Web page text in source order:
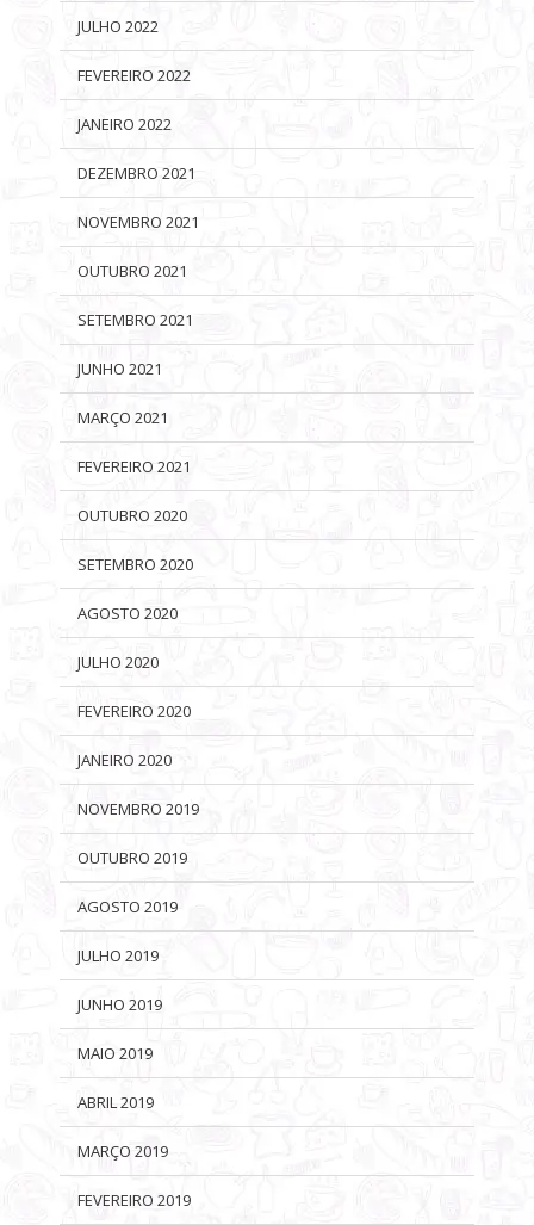
JULHO 2022
FEVEREIRO 2022
JANEIRO 2022
DEZEMBRO 2021
NOVEMBRO 2021
OUTUBRO 2021
SETEMBRO 2021
JUNHO 2021
MARÇO 2021
FEVEREIRO 2021
OUTUBRO 2020
SETEMBRO 2020
AGOSTO 2020
JULHO 2020
FEVEREIRO 2020
JANEIRO 2020
NOVEMBRO 2019
OUTUBRO 2019
AGOSTO 2019
JULHO 2019
JUNHO 2019
MAIO 2019
ABRIL 2019
MARÇO 2019
FEVEREIRO 2019